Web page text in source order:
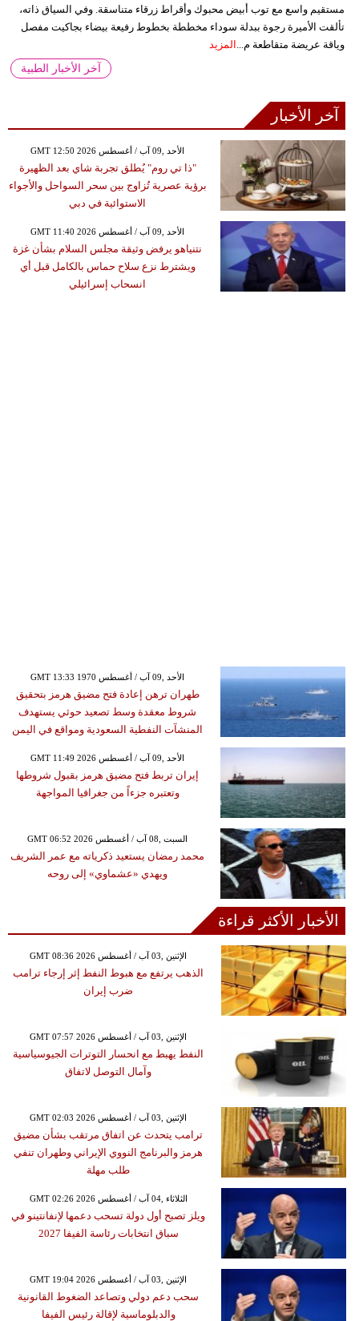
مستقيم واسع مع توب أبيض محبوك وأقراط زرقاء متناسقة. وفي السياق ذاته،
تألقت الأميرة رجوة ببدلة سوداء مخططة بخطوط رفيعة بيضاء بجاكيت مفصل
وياقة عريضة متقاطعة م... المزيد
آخر الأخبار الطبية
آخر الأخبار
GMT 12:50 2026 الأحد ,09 آب / أغسطس
"ذا تي روم" يُطلق تجربة شاي بعد الظهيرة
برؤية عصرية تُزاوج بين سحر السواحل والأجواء
الاستوائية في دبي
GMT 11:40 2026 الأحد ,09 آب / أغسطس
نتنياهو يرفض وثيقة مجلس السلام بشأن غزة
ويشترط نزع سلاح حماس بالكامل قبل أي
انسحاب إسرائيلي
GMT 13:33 1970 الأحد ,09 آب / أغسطس
طهران ترهن إعادة فتح مضيق هرمز بتحقيق
شروط معقدة وسط تصعيد حوثي يستهدف
المنشآت النفطية السعودية ومواقع في اليمن
GMT 11:49 2026 الأحد ,09 آب / أغسطس
إيران تربط فتح مضيق هرمز بقبول شروطها
وتعتبره جزءاً من جغرافيا المواجهة
GMT 06:52 2026 السبت ,08 آب / أغسطس
محمد رمضان يستعيد ذكرياته مع عمر الشريف
ويهدي «عشماوي» إلى روحه
الأخبار الأكثر قراءة
GMT 08:36 2026 الإثنين ,03 آب / أغسطس
الذهب يرتفع مع هبوط النفط إثر إرجاء ترامب
ضرب إيران
GMT 07:57 2026 الإثنين ,03 آب / أغسطس
النفط يهبط مع انحسار التوترات الجيوسياسية
وآمال التوصل لاتفاق
GMT 02:03 2026 الإثنين ,03 آب / أغسطس
ترامب يتحدث عن اتفاق مرتقب بشأن مضيق
هرمز والبرنامج النووي الإيراني وطهران تنفي
طلب مهلة
GMT 02:26 2026 الثلاثاء ,04 آب / أغسطس
ويلز تصبح أول دولة تسحب دعمها لإنفانتينو في
سباق انتخابات رئاسة الفيفا 2027
GMT 19:04 2026 الإثنين ,03 آب / أغسطس
سحب دعم دولي وتصاعد الضغوط القانونية
والدبلوماسية لإقالة رئيس الفيفا